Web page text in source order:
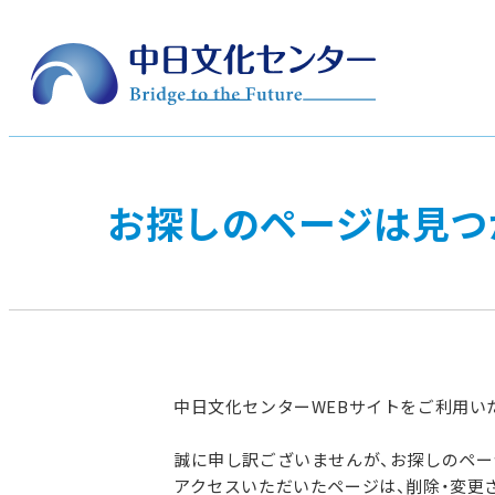
お探しのページは見
中日文化センターWEBサイトをご利用い
誠に申し訳ございませんが、お探しのペ
アクセスいただいたページは、削除・変